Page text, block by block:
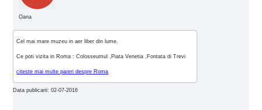
Oana
Cel mai mare muzeu in aer liber din lume.
Ce poti vizita in Roma : Colosseumul ,Piata Venetia ,Fontata di Trevi
citeste mai multe pareri despre Roma
Data publicarii: 02-07-2016